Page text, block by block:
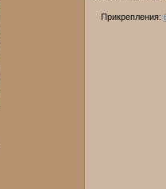
Прикрепления: